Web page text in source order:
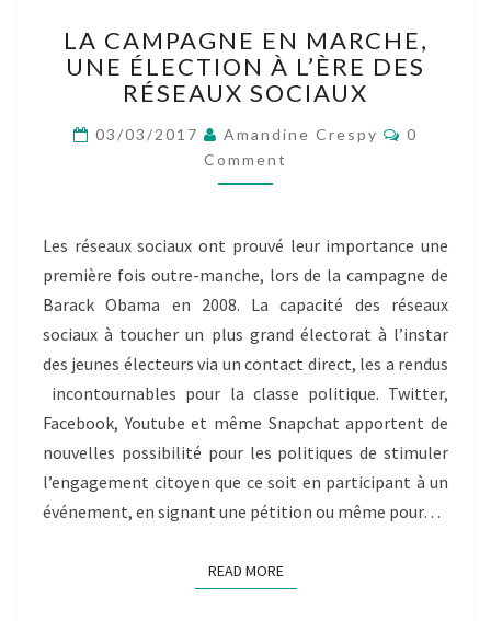
CAMPAGNE
EN
MARCHE,
ÉLECTION
À
L’ÈRE
RÉSEAUX
SOCIAUX
LA CAMPAGNE EN MARCHE,
UNE ÉLECTION À L’ÈRE DES
RÉSEAUX SOCIAUX
03/03/2017 Amandine Crespy
0
Comment
Les réseaux sociaux ont prouvé leur importance une
première fois outre-manche, lors de la campagne de
Barack Obama en 2008. La capacité des réseaux
sociaux à toucher un plus grand électorat à l’instar
des jeunes électeurs via un contact direct, les a rendus
incontournables pour la classe politique. Twitter,
Facebook, Youtube et même Snapchat apportent de
nouvelles possibilité pour les politiques de stimuler
l’engagement citoyen que ce soit en participant à un
événement, en signant une pétition ou même pour…
READ MOREREAD MORE